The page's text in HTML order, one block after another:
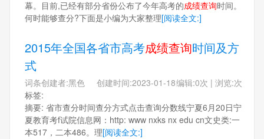
幕。目前,已经有部分省份公布了今年高考的成绩查询时间。
何时能够查分?下面是小编为大家整理[阅读全文:]
2015年全国各省市高考成绩查询时间及方
式
编辑:0次 | 浏览:次
词条创建者:黑色 创建时间:2023-01-18
标签:
摘要: 省市查分时间查分方式点击查询分数线宁夏6月20日宁
夏教育考f试院信息网：http: www nxks nx edu cn文史类:一
本517，二本486。理[阅读全文:]